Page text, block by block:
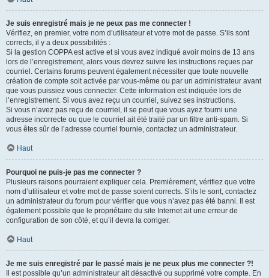
Je suis enregistré mais je ne peux pas me connecter !
Vérifiez, en premier, votre nom d’utilisateur et votre mot de passe. S’ils sont
corrects, il y a deux possibilités :
Si la gestion COPPA est active et si vous avez indiqué avoir moins de 13 ans
lors de l’enregistrement, alors vous devrez suivre les instructions reçues par
courriel. Certains forums peuvent également nécessiter que toute nouvelle
création de compte soit activée par vous-même ou par un administrateur avant
que vous puissiez vous connecter. Cette information est indiquée lors de
l’enregistrement. Si vous avez reçu un courriel, suivez ses instructions.
Si vous n’avez pas reçu de courriel, il se peut que vous ayez fourni une
adresse incorrecte ou que le courriel ait été traité par un filtre anti-spam. Si
vous êtes sûr de l’adresse courriel fournie, contactez un administrateur.
Haut
Pourquoi ne puis-je pas me connecter ?
Plusieurs raisons pourraient expliquer cela. Premièrement, vérifiez que votre
nom d’utilisateur et votre mot de passe soient corrects. S’ils le sont, contactez
un administrateur du forum pour vérifier que vous n’avez pas été banni. Il est
également possible que le propriétaire du site Internet ait une erreur de
configuration de son côté, et qu’il devra la corriger.
Haut
Je me suis enregistré par le passé mais je ne peux plus me connecter ?!
Il est possible qu’un administrateur ait désactivé ou supprimé votre compte. En